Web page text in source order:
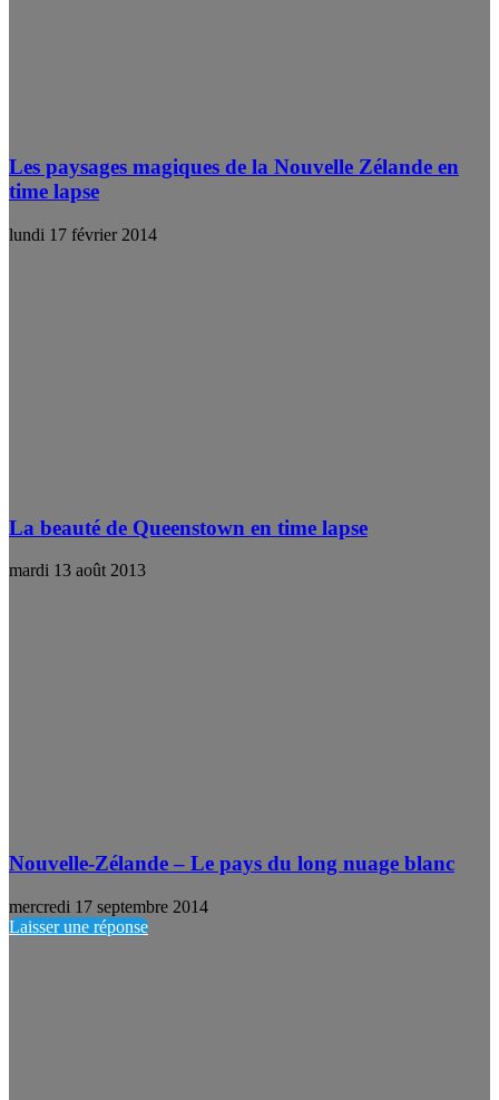
Les paysages magiques de la Nouvelle Zélande en
time lapse
lundi 17 février 2014
La beauté de Queenstown en time lapse
mardi 13 août 2013
Nouvelle-Zélande – Le pays du long nuage blanc
mercredi 17 septembre 2014
Laisser une réponse